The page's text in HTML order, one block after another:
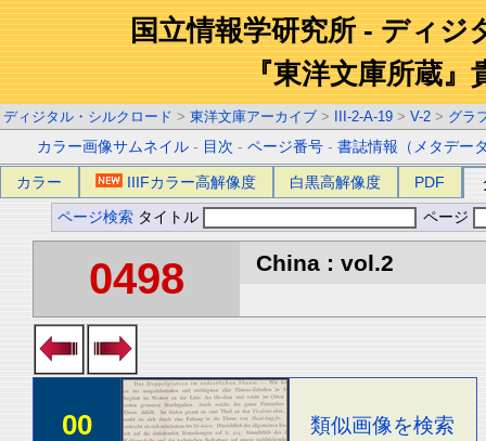
国立情報学研究所 - ディジ
『東洋文庫所蔵』
ディジタル・シルクロード > 東洋文庫アーカイブ > III-2-A-19 > V-2 > グラ
カラー画像サムネイル - 目次 -ページ番号 -書誌情報（メタデー
カラー IIIFカラー高解像度 白黒高解像度 PDF
ページ検索 タイトル ページ
0498 China : vol.2
00 類似画像を検索